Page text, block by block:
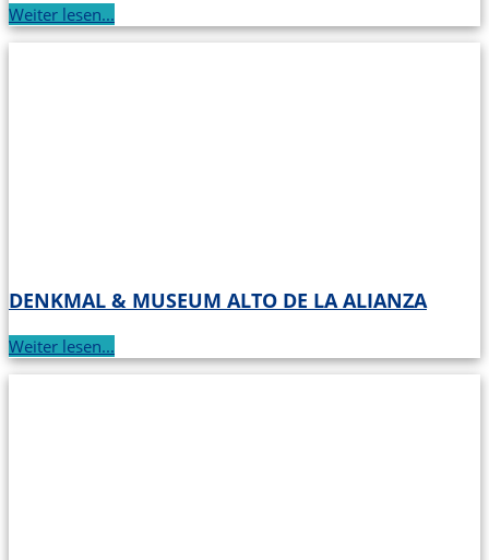
Weiter lesen...
DENKMAL & MUSEUM ALTO DE LA ALIANZA
Weiter lesen...